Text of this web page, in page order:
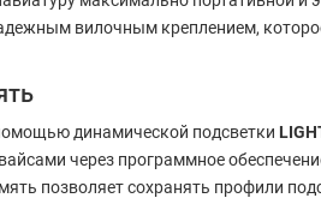
вилочным креплением,
динамической подсветки
через программное
позволяет сохранять профили